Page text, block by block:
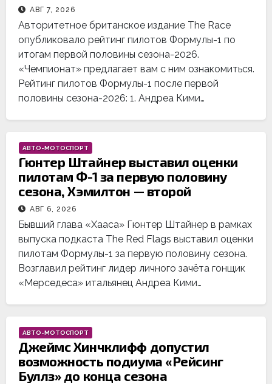
АВГ 7, 2026
Авторитетное британское издание The Race
опубликовало рейтинг пилотов Формулы-1 по
итогам первой половины сезона-2026.
«Чемпионат» предлагает вам с ним ознакомиться.
Рейтинг пилотов Формулы-1 после первой
половины сезона-2026: 1. Андреа Кими…
АВТО-МОТОСПОРТ
Гюнтер Штайнер выставил оценки
пилотам Ф-1 за первую половину
сезона, Хэмилтон — второй
АВГ 6, 2026
Бывший глава «Хааса» Гюнтер Штайнер в рамках
выпуска подкаста The Red Flags выставил оценки
пилотам Формулы-1 за первую половину сезона.
Возглавил рейтинг лидер личного зачёта гонщик
«Мерседеса» итальянец Андреа Кими…
АВТО-МОТОСПОРТ
Джеймс Хинчклифф допустил
возможность подиума «Рейсинг
Буллз» до конца сезона